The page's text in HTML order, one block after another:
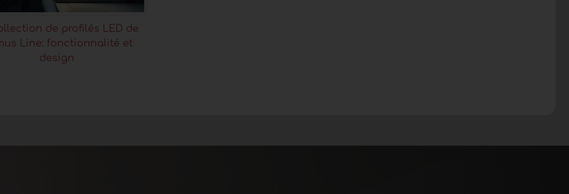
de profilés LED de
Line: fonctionnalité et
design